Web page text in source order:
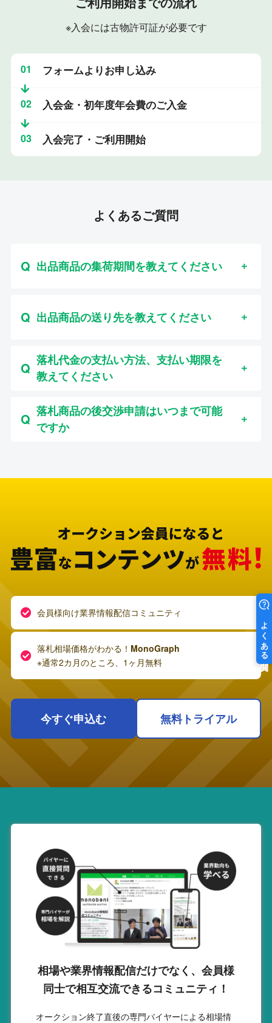
※入会には古物許可証が必要です
01 フォームよりお申し込み
02 入会金・初年度年会費のご入金
03 入会完了・ご利用開始
よくあるご質問
出品商品の集荷期間を教えてください
出品商品の送り先を教えてください
落札代金の支払い方法、支払い期限を
教えてください
落札商品の後交渉申請はいつまで可能
ですか
会員様向け業界情報配信コミュニティ
落札相場価格がわかる！ MonoGraph
※通常2カ月のところ、1ヶ月無料
今すぐ申込む 無料トライアル
相場や業界情報配信だけでなく、会員様
同士で相互交流できるコミュニティ！
オークション終了直後の専門バイヤーによる相場情